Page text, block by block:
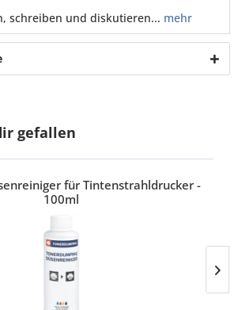
schreiben und diskutieren... mehr
gefallen
für Tintenstrahldrucker -
100ml